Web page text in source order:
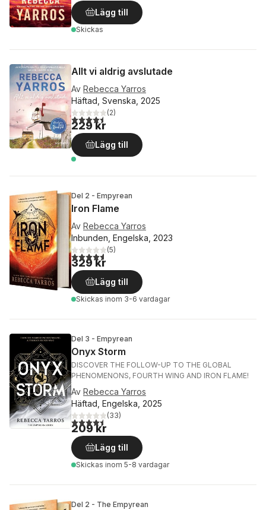
Lägg till
Skickas
Allt vi aldrig avslutade
Av Rebecca Yarros
Häftad, Svenska, 2025
4,5utav 5 stjärnor. Totalt antal röster:
(2)
229 kr
Lägg till
Del 2 - Empyrean
Iron Flame
Av Rebecca Yarros
Inbunden, Engelska, 2023
4,6utav 5 stjärnor. Totalt antal röster:
(5)
329 kr
Lägg till
Skickas inom 3-6 vardagar
Del 3 - Empyrean
Onyx Storm
DISCOVER THE FOLLOW-UP TO THE GLOBAL
PHENOMENONS, FOURTH WING AND IRON FLAME!
Av Rebecca Yarros
Häftad, Engelska, 2025
4,5utav 5 stjärnor. Totalt antal röster:
(33)
209 kr
Lägg till
Skickas inom 5-8 vardagar
Del 2 - The Empyrean